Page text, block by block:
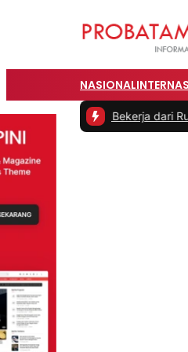
NASIONAL
Bekerja dari Rumah|#2 -